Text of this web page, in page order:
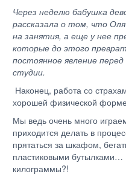
Через неделю бабушка
рассказала о том, что
на занятия, а еще у нее
которые до этого
постоянное явление
студии.
Наконец, работа со
хорошей физической
Мы ведь очень много
приходится делать в
прятаться за шкафом,
пластиковыми бутылками…
килограммы?!